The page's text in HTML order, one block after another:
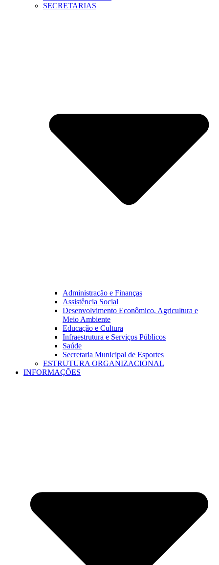
SECRETARIAS
Administração e Finanças
Assistência Social
Desenvolvimento Econômico, Agricultura e
Meio Ambiente
Educação e Cultura
Infraestrutura e Serviços Públicos
Saúde
Secretaria Municipal de Esportes
ESTRUTURA ORGANIZACIONAL
INFORMAÇÕES